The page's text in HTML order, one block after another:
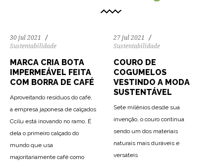
30 jul 2021
Sustentabilidade
MARCA CRIA BOTA
IMPERMEÁVEL FEITA
COM BORRA DE CAFÉ
Aproveitando resíduos do café,
a empresa japonesa de calçados
Ccilu está inovando no ramo. É
dela o primeiro calçado do
mundo que usa
majoritariamente café como
27 jul 2021
Sustentabilidade
COURO DE
COGUMELOS
VESTINDO A MODA
SUSTENTÁVEL
Sete milênios desde sua
invenção, o couro continua
sendo um dos materiais
naturais mais duráveis ​​e
versáteis